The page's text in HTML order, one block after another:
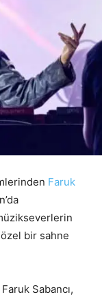
Faruk
bir sahne
Sabancı,